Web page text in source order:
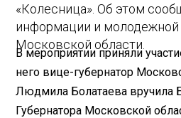
«Колесница». Об этом
информации и молодежной
Московской области.
В мероприятии приняли
него вице-губернатор
Людмила Болатаева вручила
Губернатора Московской